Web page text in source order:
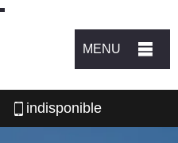
MENU
indisponible